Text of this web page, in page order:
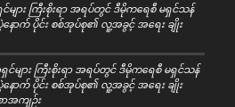
ျား ကြီးစိုးရာ အရပ်တွင် ဒီမိုကရေစီ မရှင်သန်
ာက် ပိုင်း စစ်အုပ်စု၏ လူ့အခွင့် အရေး ချိုး
များ ကြီးစိုးရာ အရပ်တွင် ဒီမိုကရေစီ မရှင်သန်
ာက် ပိုင်း စစ်အုပ်စု၏ လူ့အခွင့် အရေး ချိုး
အကျဉ်း